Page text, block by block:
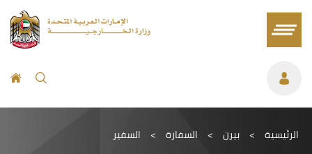
الرئيسية > بيرن > السفارة > السفير